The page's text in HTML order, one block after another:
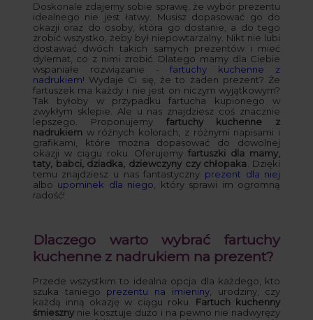
Doskonale zdajemy sobie sprawę, że wybór prezentu
idealnego nie jest łatwy. Musisz dopasować go do
okazji oraz do osoby, która go dostanie, a do tego
zrobić wszystko, żeby był niepowtarzalny. Nikt nie lubi
dostawać dwóch takich samych prezentów i mieć
dylemat, co z nimi zrobić. Dlatego mamy dla Ciebie
wspaniałe rozwiązanie -fartuchy kuchenne z
nadrukiem! Wydaje Ci się, że to żaden prezent? Że
fartuszek ma każdy i nie jest on niczym wyjątkowym?
Tak byłoby w przypadku fartucha kupionego w
zwykłym sklepie. Ale u nas znajdziesz coś znacznie
lepszego. Proponujemy fartuchy kuchenne z
nadrukiemw różnych kolorach, z różnymi napisami i
grafikami, które można dopasować do dowolnej
okazji w ciągu roku. Oferujemyfartuszki dla mamy,
taty, babci, dziadka, dziewczyny czy chłopaka . Dzięki
temu znajdziesz u nas fantastyczny prezent dla niej
albo upominek dla niego , który sprawi im ogromną
radość!
Dlaczego warto wybrać fartuchy
kuchenne z nadrukiem na prezent?
Przede wszystkim to idealna opcja dla każdego, kto
szuka taniego prezentu na imieniny, urodziny, czy
każdą inną okazję w ciągu roku. Fartuch kuchenny
śmiesznynie kosztuje dużo i na pewno nie nadwyręży